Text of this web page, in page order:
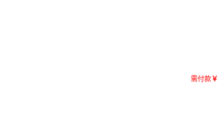
需付款￥